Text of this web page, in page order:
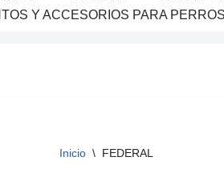
Y ACCESORIOS PARA PERROS
Inicio \ FEDERAL